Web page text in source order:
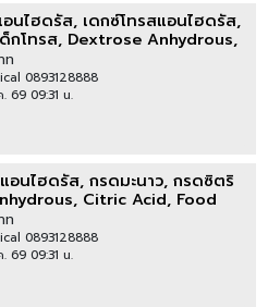
นไฮดรัส, เดกซ์โทรสแอนไฮดรัส,
ด็กโทรส, Dextrose Anhydrous,
ท
0893128888
69 09:31 น.
อนไฮดรัส, กรดมะนาว, กรดซิตริ
Citric Acid, Food
ท
0893128888
69 09:31 น.